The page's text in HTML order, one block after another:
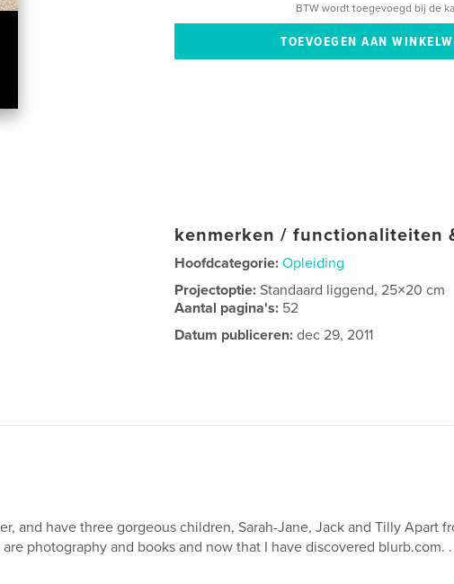
BTW wordt toegevoegd bij de
kenmerken / functionaliteiten
Hoofdcategorie: Opleiding
Projectoptie:Standaard liggend, 25×20 cm
Aantal pagina's: 52
Datum publiceren: dec 29, 2011
and have three gorgeous children, Sarah-Jane, Jack and Tilly Apart
photography and books and now that I have discovered blurb.com. .